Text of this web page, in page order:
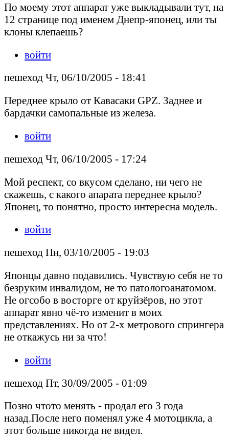
По моему этот аппарат уже выкладывали тут, на
12 странице под именем Днепр-японец, или ты
клоны клепаешь?
войти
пешеход Чт, 06/10/2005 - 18:41
Переднее крыло от Кавасаки GPZ. Заднее и
бардачки самопальные из железа.
войти
пешеход Чт, 06/10/2005 - 17:24
Мой респект, со вкусом сделано, ни чего не
скажешь, с какого апарата переднее крыло?
Японец, то понятно, просто интересна модель.
войти
пешеход Пн, 03/10/2005 - 19:03
Японцы давно подавились. Чувствую себя не то
безруким инвалидом, не то патологоанатомом.
Не огсобо в восторге от круйзёров, но этот
аппарат явно чё-то изменит в моих
представлениях. Но от 2-х метрового спрингера
не откажусь ни за что!
войти
пешеход Пт, 30/09/2005 - 01:09
Позно чтото менять - продал его 3 года
назад.После него поменял уже 4 мотоцикла, а
этот больше никогда не видел.